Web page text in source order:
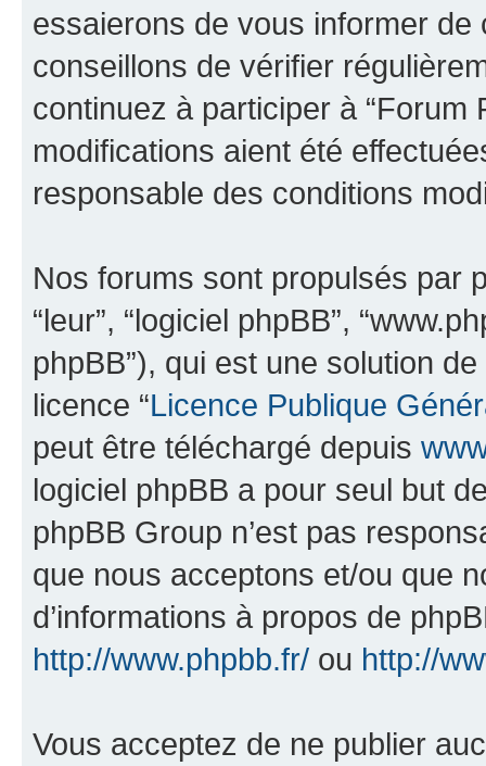
essaierons de vous informer
conseillons de vérifier
continuez à participer à “Forum
modifications aient été
responsable des conditions
Nos forums sont propulsés par
“leur”, “logiciel phpBB”,
phpBB”), qui est une solution
licence “Licence Publique
peut être téléchargé depuis
logiciel phpBB a pour seul but
phpBB Group n’est pas
que nous acceptons et/ou que
d’informations à propos de
http://www.phpbb.fr/ ou http://
Vous acceptez de ne publier